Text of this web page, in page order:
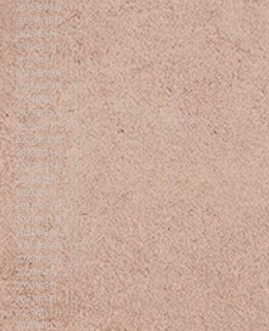
2025年11月 （1）1件の記事
2025年10月 （1）
1件の記事
2025年8月 （1）1件の記事
2025年4月 （1）1件の記事
2025年1月 （1） 1件の記事
2024年12月
（3）3件の記事
2024年10月 （1） 1件の記事
2024年8月 （1） 1件の記事
2023年11月 （1）1件の記事
2023年7月 （1）1件の記事
2022年12月 （1）
1件の記事
2022年11月 （1）
1件の記事
2022年10月 （1） 1件の記事
2022年8月 （1） 1件の記事
2022年4月 （3）
3件の記事
2021年12月 （1） 1件の記事
2021年11月
（1） 1件の記事
2021年8月 （1） 1件の記事
2020年12月 （2）2件の記事
2020年11月 （2） 2件の記事
2020年4月 （1）1件の記事
2020年2月 （1）1件の記事
2020年1月 （1）1件の記事
2019年12月 （1）1件の記事
2019年11月 （1）1件の記事